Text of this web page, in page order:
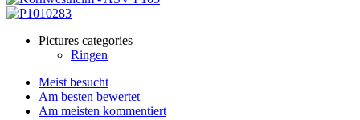
Pictures categories
Ringen
Meist besucht
Am besten bewertet
Am meisten kommentiert